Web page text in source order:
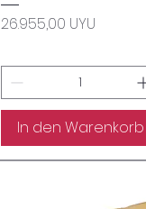
Preis
26.955,00 UYU
In den Warenkorb